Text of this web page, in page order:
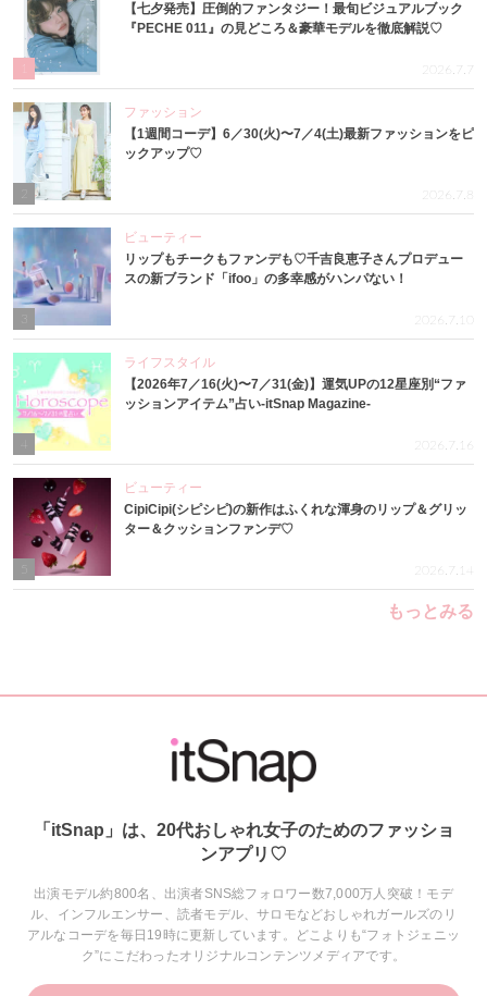
【七夕発売】圧倒的ファンタジー！最旬ビジュアルブック
『PECHE 011』の見どころ＆豪華モデルを徹底解説♡
2026.7.7
ファッション
【1週間コーデ】6／30(火)〜7／4(土)最新ファッションをピ
ックアップ♡
2026.7.8
3
ビューティー
リップもチークもファンデも♡千吉良恵子さんプロデュー
スの新ブランド「ifoo」の多幸感がハンパない！
2026.7.10
4
ライフスタイル
【2026年7／16(火)〜7／31(金)】運気UPの12星座別“ファ
ッションアイテム”占い-itSnap Magazine-
2026.7.16
ビューティー
CipiCipi(シピシピ)の新作はふくれな渾身のリップ＆グリッ
ター＆クッションファンデ♡
2026.7.14
もっとみる
「itSnap」は、20代おしゃれ女子のためのファッショ
ンアプリ♡
出演モデル約800名、出演者SNS総フォロワー数7,000万人突破！モデ
ル、インフルエンサー、読者モデル、サロモなどおしゃれガールズのリ
アルなコーデを毎日19時に更新しています。どこよりも“フォトジェニッ
ク”にこだわったオリジナルコンテンツメディアです。